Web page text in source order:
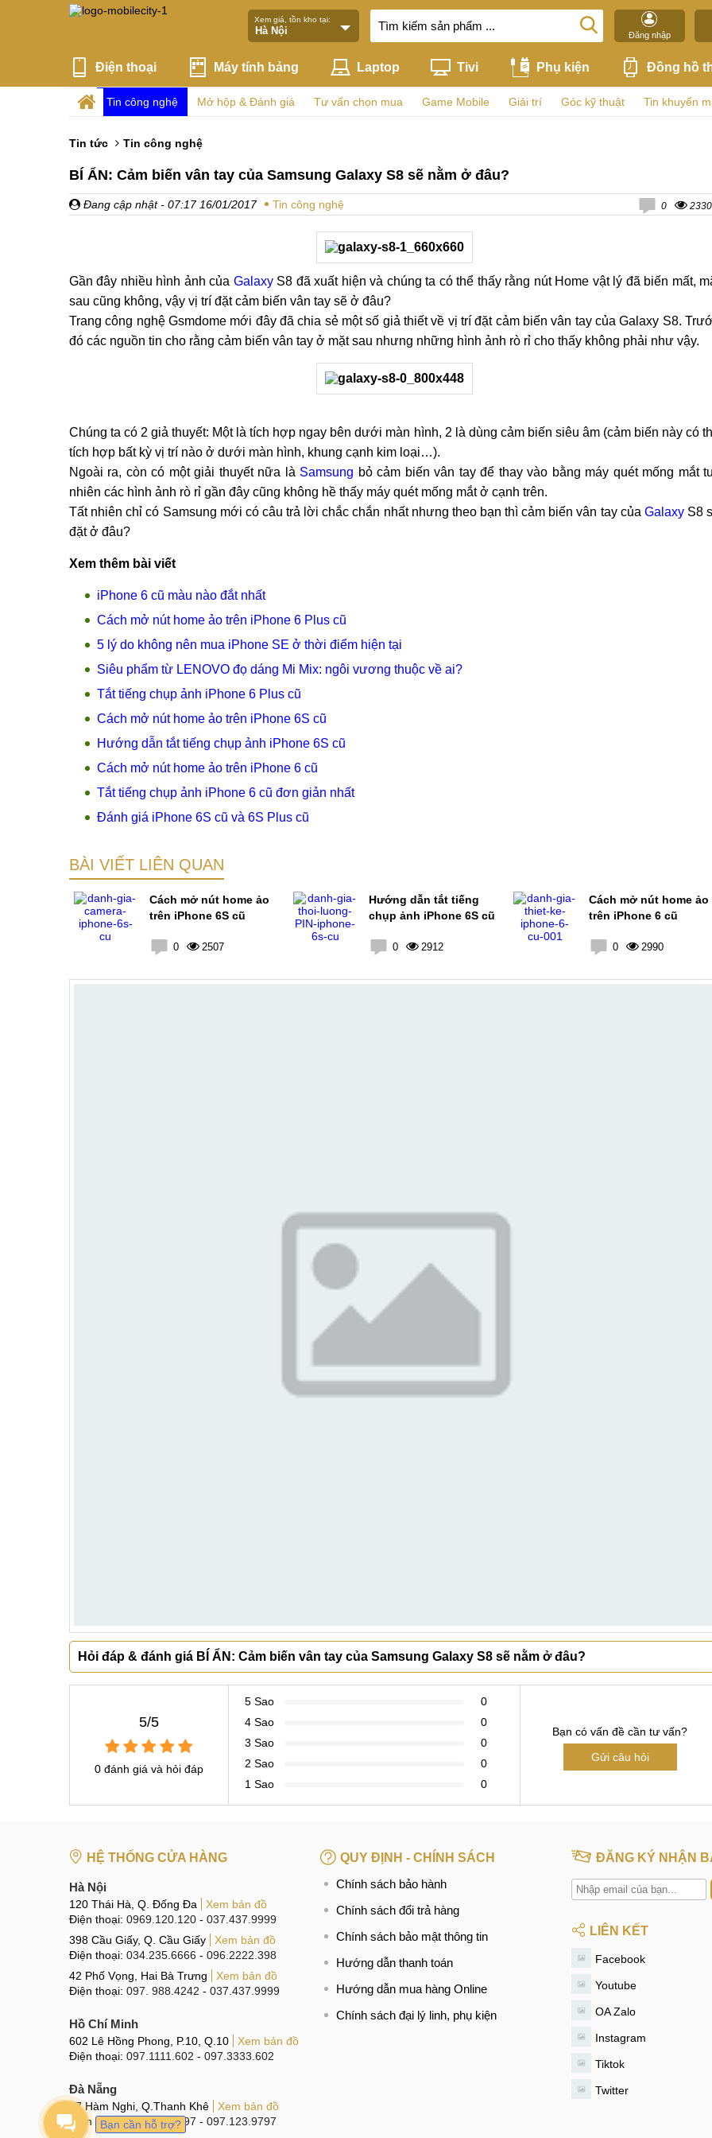
Xem giá, tồn kho tại:
Đăng nhập
Điện thoại Máy tính bảng Laptop Tivi Phụ kiện Đồng hồ
Tin công nghệ Mở hộp & Đánh giá Tư vấn chọn mua Game Mobile Giải trí Góc kỹ thuật Tin khuyến
Tin tức Tin công nghệ
BÍ ẨN: Cảm biến vân tay của Samsung Galaxy S8 sẽ nằm ở đâu?
Đang cập nhật - 07:17 16/01/2017 Tin công nghệ 0 2330
Gần đây nhiều hình ảnh của GalaxyS8 đã xuất hiện và chúng ta có thể thấy rằng nút Home vật lý đã biến mất,
sau cũng không, vậy vị trí đặt cảm biến vân tay sẽ ở đâu?
Trang công nghệ Gsmdome mới đây đã chia sẻ một số giả thiết về vị trí đặt cảm biến vân tay của Galaxy S8.
đó các nguồn tin cho rằng cảm biến vân tay ở mặt sau nhưng những hình ảnh rò rỉ cho thấy không phải như vậy.
Chúng ta có 2 giả thuyết: Một là tích hợp ngay bên dưới màn hình, 2 là dùng cảm biến siêu âm (cảm biến này có
tích hợp bất kỳ vị trí nào ở dưới màn hình, khung cạnh kim loại…).
Ngoài ra, còn có một giải thuyết nữa là Samsung bỏ cảm biến vân tay để thay vào bằng máy quét mống mắt
nhiên các hình ảnh rò rỉ gần đây cũng không hề thấy máy quét mống mắt ở cạnh trên.
Tất nhiên chỉ có Samsung mới có câu trả lời chắc chắn nhất nhưng theo bạn thì cảm biến vân tay của GalaxyS8
đặt ở đâu?
Xem thêm bài viết
iPhone 6 cũ màu nào đắt nhất
Cách mở nút home ảo trên iPhone 6 Plus cũ
5 lý do không nên mua iPhone SE ở thời điểm hiện tại
Siêu phẩm từ LENOVO đọ dáng Mi Mix: ngôi vương thuộc về ai?
Tắt tiếng chụp ảnh iPhone 6 Plus cũ
Cách mở nút home ảo trên iPhone 6S cũ
Hướng dẫn tắt tiếng chụp ảnh iPhone 6S cũ
Cách mở nút home ảo trên iPhone 6 cũ
Tắt tiếng chụp ảnh iPhone 6 cũ đơn giản nhất
Đánh giá iPhone 6S cũ và 6S Plus cũ
BÀI VIẾT LIÊN QUAN
Cách mở nút home ảo
trên iPhone 6S cũ
0 2507
Hướng dẫn tắt tiếng
chụp ảnh iPhone 6S cũ
0 2912
Cách mở nút home ảo
trên iPhone 6 cũ
0 2990
Hỏi đáp & đánh giá BÍ ẨN: Cảm biến vân tay của Samsung Galaxy S8 sẽ nằm ở đâu?
5/5
0 đánh giá và hỏi đáp
5 Sao
0
4 Sao
0
3 Sao
0
2 Sao
0
1 Sao
0
Bạn có vấn đề cần tư vấn?
Gửi câu hỏi
HỆ THỐNG CỬA HÀNG
Hà Nội
120 Thái Hà, Q. Đống Đa
Xem bản đồ
Điện thoại: 0969.120.120 - 037.437.9999
398 Cầu Giấy, Q. Cầu Giấy
Xem bản đồ
Điện thoại: 034.235.6666 - 096.2222.398
42 Phố Vọng, Hai Bà Trưng
Xem bản đồ
Điện thoại: 097. 988.4242 - 037.437.9999
Hồ Chí Minh
602 Lê Hồng Phong, P.10, Q.10
Xem bản đồ
Điện thoại: 097.1111.602 - 097.3333.602
Đà Nẵng
97 Hàm Nghi, Q.Thanh Khê
Xem bản đồ
Điện thoại:096.123.9797 - 097.123.9797
QUY ĐỊNH - CHÍNH SÁCH
Chính sách bảo hành
Chính sách đổi trả hàng
Chính sách bảo mật thông tin
Hướng dẫn thanh toán
Hướng dẫn mua hàng Online
Chính sách đại lý linh, phụ kiện
ĐĂNG KÝ NHẬN
LIÊN KẾT
Facebook
Youtube
OA Zalo
Instagram
Tiktok
Twitter
Bạn cần hỗ trợ?